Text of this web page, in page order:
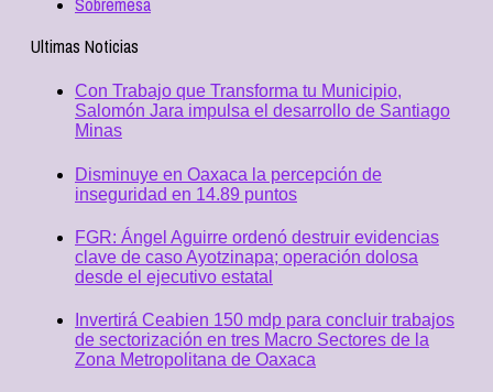
Ultimas Noticias
Con Trabajo que Transforma tu Municipio,
Salomón Jara impulsa el desarrollo de Santiago
Minas
Disminuye en Oaxaca la percepción de
inseguridad en 14.89 puntos
FGR: Ángel Aguirre ordenó destruir evidencias
clave de caso Ayotzinapa; operación dolosa
desde el ejecutivo estatal
Invertirá Ceabien 150 mdp para concluir trabajos
de sectorización en tres Macro Sectores de la
Zona Metropolitana de Oaxaca